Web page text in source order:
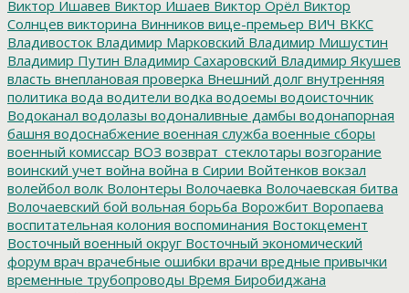
Виктор Ишавев Виктор Ишаев Виктор Орёл Виктор
Солнцев викторина Винников вице-премьер ВИЧ ВККС
Владивосток Владимир Марковский Владимир Мишустин
Владимир Путин Владимир Сахаровский Владимир Якушев
власть внеплановая проверка Внешний долг внутренняя
политика вода водители водка водоемы водоисточник
Водоканал водолазы водоналивные дамбы водонапорная
башня водоснабжение военная служба военные сборы
военный комиссар ВОЗ возврат_стеклотары возгорание
воинский учет война война в Сирии Войтенков вокзал
волейбол волк Волонтеры Волочаевка Волочаевская битва
Волочаевский бой вольная борьба Ворожбит Воропаева
воспитательная колония воспоминания Востокцемент
Восточный военный округ Восточный экономический
форум врач врачебные ошибки врачи вредные привычки
временные трубопроводы Время Биробиджана